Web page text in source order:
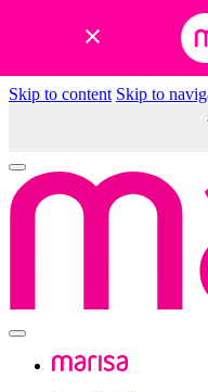
Skip to content Skip to